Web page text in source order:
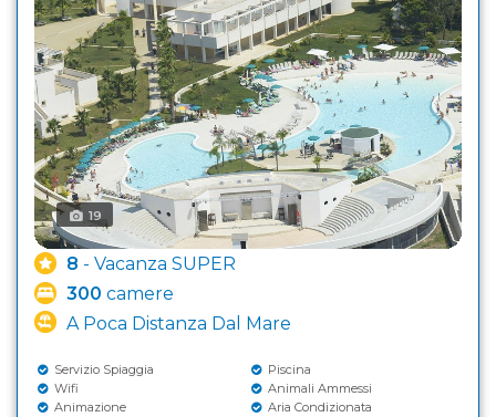
19
8 - Vacanza SUPER
300 camere
A Poca Distanza Dal Mare
Servizio Spiaggia
Piscina
Wifi
Animali Ammessi
Animazione
Aria Condizionata